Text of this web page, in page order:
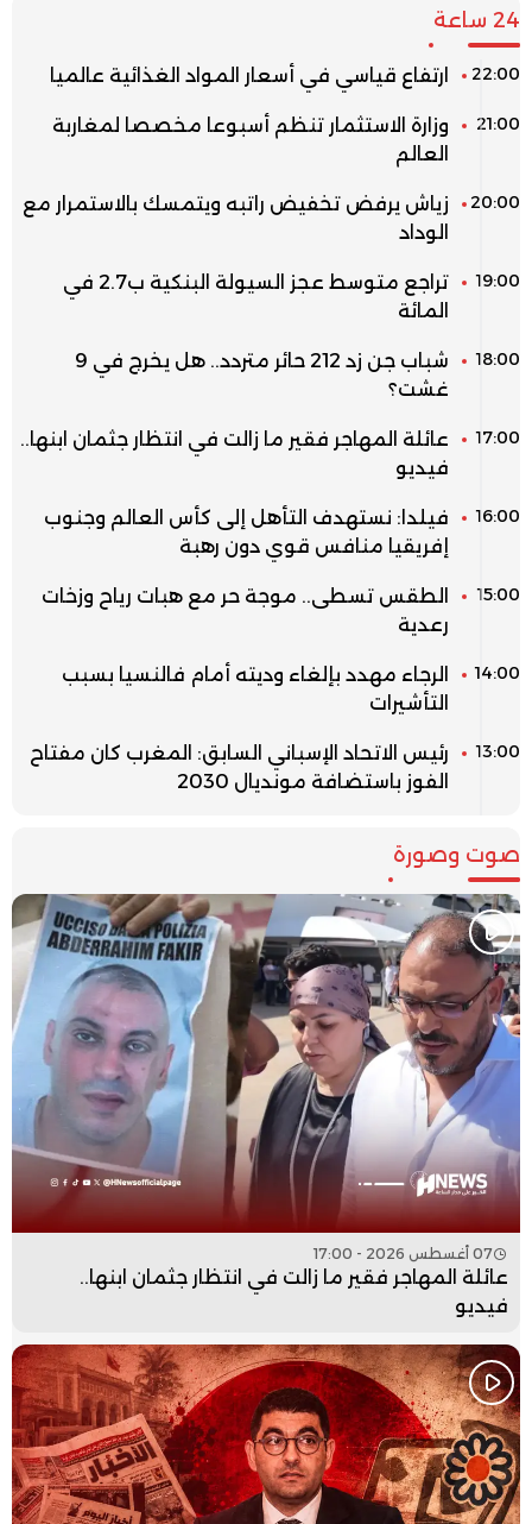
24 ساعة
22:00 ارتفاع قياسي في أسعار المواد الغذائية عالميا
21:00
وزارة الاستثمار تنظم أسبوعا مخصصا لمغاربة
العالم
20:00
زياش يرفض تخفيض راتبه ويتمسك بالاستمرار مع
الوداد
19:00
تراجع متوسط عجز السيولة البنكية ب2.7 في
المائة
18:00
شباب جن زد 212 حائر متردد.. هل يخرج في 9
غشت؟
17:00
عائلة المهاجر فقير ما زالت في انتظار جثمان ابنها..
فيديو
16:00
فيلدا: نستهدف التأهل إلى كأس العالم وجنوب
إفريقيا منافس قوي دون رهبة
15:00
الطقس تسطى.. موجة حر مع هبات رياح وزخات
رعدية
14:00
الرجاء مهدد بإلغاء وديته أمام فالنسيا بسبب
التأشيرات
13:00
رئيس الاتحاد الإسباني السابق: المغرب كان مفتاح
الفوز باستضافة مونديال 2030
صوت وصورة
07 أغسطس 2026 - 17:00
عائلة المهاجر فقير ما زالت في انتظار جثمان ابنها..
فيديو